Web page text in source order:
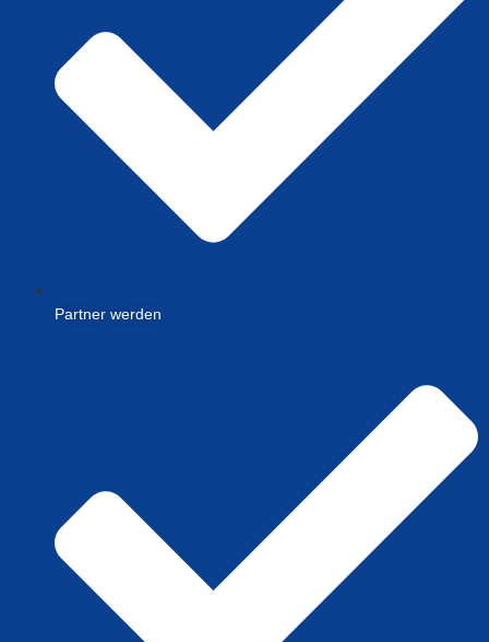
Partner werden